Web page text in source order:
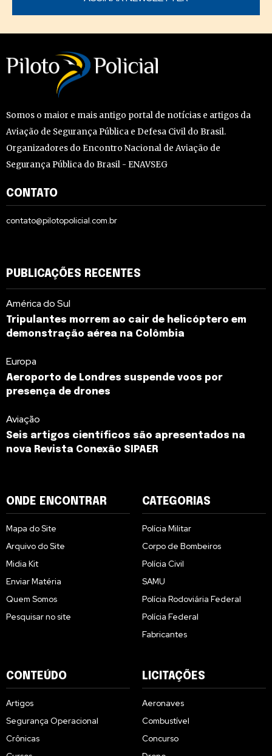
Somos o maior e mais antigo portal de notícias e artigos da
Aviação de Segurança Pública e Defesa Civil do Brasil.
Organizadores do Encontro Nacional de Aviação de
Segurança Pública do Brasil - ENAVSEG
CONTATO
contato@pilotopolicial.com.br
PUBLICAÇÕES RECENTES
América do Sul
Tripulantes morrem ao cair de helicóptero em
demonstração aérea na Colômbia
Europa
Aeroporto de Londres suspende voos por
presença de drones
Aviação
Seis artigos científicos são apresentados na
nova Revista Conexão SIPAER
ONDE ENCONTRAR
Mapa do Site
Arquivo do Site
Midia Kit
Enviar Matéria
Quem Somos
Pesquisar no site
CATEGORIAS
Polícia Militar
Corpo de Bombeiros
Polícia Civil
SAMU
Polícia Rodoviária Federal
Polícia Federal
Fabricantes
CONTEÚDO
Artigos
Segurança Operacional
Crônicas
LICITAÇÕES
Aeronaves
Combustível
Concurso